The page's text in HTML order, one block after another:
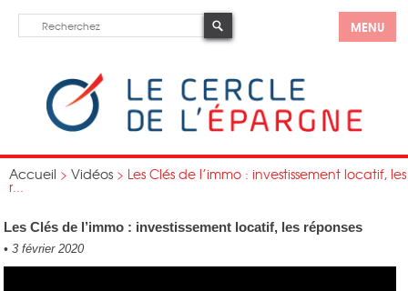
MENU
Accueil > Vidéos > Les Clés de l’immo : investissement locatif, les
r...
Les Clés de l’immo : investissement locatif, les réponses
• 3 février 2020